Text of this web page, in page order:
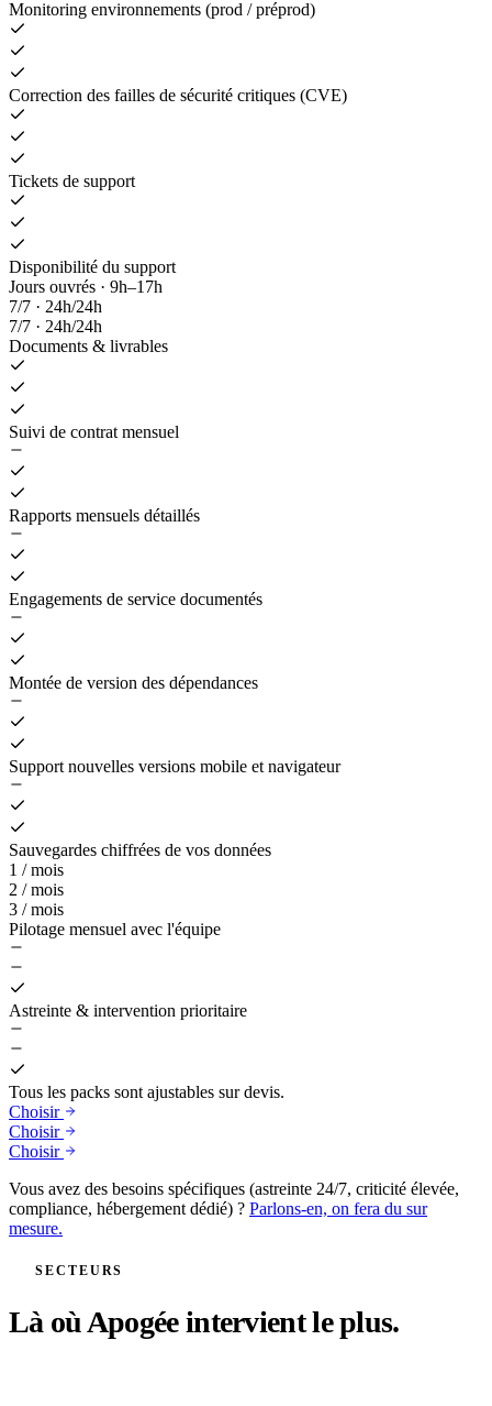
Monitoring environnements (prod / préprod)
Correction des failles de sécurité critiques (CVE)
Tickets de support
Disponibilité du support
Jours ouvrés · 9h–17h
7/7 · 24h/24h
7/7 · 24h/24h
Documents & livrables
Suivi de contrat mensuel
Rapports mensuels détaillés
Engagements de service documentés
Montée de version des dépendances
Support nouvelles versions mobile et navigateur
Sauvegardes chiffrées de vos données
1 / mois
2 / mois
3 / mois
Pilotage mensuel avec l'équipe
Astreinte & intervention prioritaire
Tous les packs sont ajustables sur devis.
Choisir
Choisir
Choisir
Vous avez des besoins spécifiques (astreinte 24/7, criticité élevée,
compliance, hébergement dédié) ? Parlons-en, on fera du sur
mesure.
SECTEURS
Là où Apogée intervient le plus.